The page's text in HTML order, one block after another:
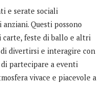
e serate sociali
Questi possono
carte, feste di ballo e altri
divertirsi e interagire con
partecipare a eventi
vivace e piacevole a